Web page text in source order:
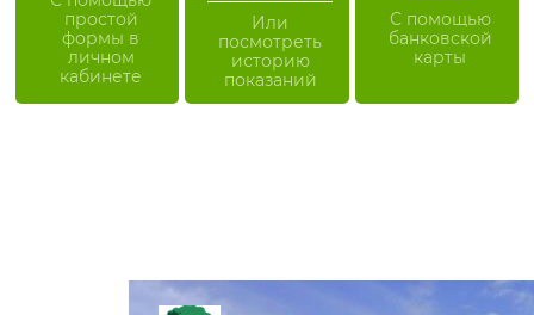
простой
формы в
личном
кабинете
Или
посмотреть
историю
показаний
С помощью
банковской
карты